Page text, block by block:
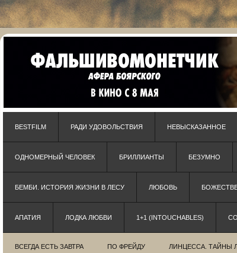
BESTFILM РАДИ УДОВОЛЬСТВИЯ НЕВЫСКАЗАННОЕ
ОДНОМЕРНЫЙ ЧЕЛОВЕК БРИЛЛИАНТЫ БЕЗУМНО
БЕМБИ. ИСТОРИЯ ЖИЗНИ В ЛЕСУ ЛЮБОВЬ
АПАТИЯ ЛОДКА ЛЮБВИ 1+1 (INTOUCHABLES)
ВСЕГДА ЕСТЬ ЗАВТРА ПО ФРЕЙДУ ЛИНЦЕССА. ТАЙНЫ